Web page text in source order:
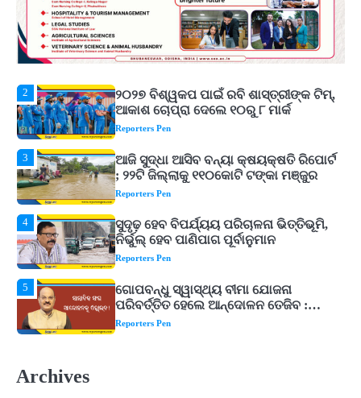
ଆର୍ଥିକ ସଙ୍କଟ
୨୦୨୭ ବିଶ୍ୱକପ ପାଇଁ ରବି ଶାସ୍ତ୍ରୀଙ୍କ ଟିମ୍,
ଆକାଶ ଚୋପ୍ରା ଦେଲେ ୧୦ରୁ ୮ ମାର୍କ
Reporters Pen
3
ଆଜି ସୁଦ୍ଧା ଆସିବ ବନ୍ୟା କ୍ଷୟକ୍ଷତି ରିପୋର୍ଟ
; ୨୨ଟି ଜିଲ୍ଲାକୁ ୧୧୦କୋଟି ଟଙ୍କା ମଞ୍ଜୁର
Reporters Pen
4
ସୁଦୃଢ଼ ହେବ ବିପର୍ଯ୍ୟୟ ପରିଚାଳନା ଭିତ୍ତିଭୂମି,
ନିର୍ଭୁଲ୍ ହେବ ପାଣିପାଗ ପୂର୍ବାନୁମାନ
Reporters Pen
5
ଗୋପବନ୍ଧୁ ସ୍ୱାସ୍ଥ୍ୟ ବୀମା ଯୋଜନା
ପରିବର୍ତ୍ତିତ ହେଲେ ଆନ୍ଦୋଳନ ତେଜିବ :
ଉତ୍କଳ ସାମ୍ବାଦିକ ସଂଘ
Reporters Pen
1
Shiva Mantras Sawan 2026: ଶ୍ରାବଣରେ
ନିୟମିତ ଜପ କରନ୍ତୁ ଭଗବାନ ଶିବଙ୍କ ଏହି
୩ଟି ଶକ୍ତିଶାଳୀ ମନ୍ତ୍ର, ଦୂର ହୋଇପାରେ
ଆର୍ଥିକ ସଙ୍କଟ
Reporters Pen
Archives